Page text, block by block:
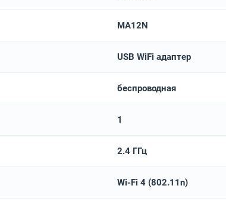
MA12N
USB WiFi адаптер
беспроводная
1
2.4 ГГц
Wi-Fi 4 (802.11n)